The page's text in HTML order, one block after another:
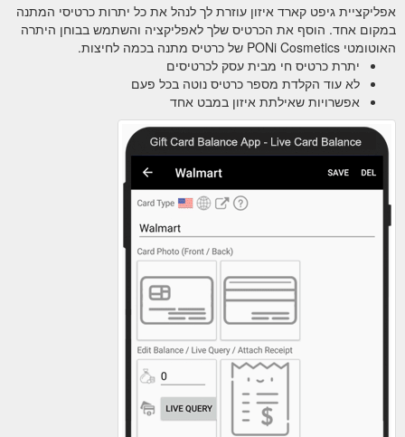
אפליקציית גיפט קארד איזון עוזרת לך לנהל את כל יתרות כרטיסי המתנה
במקום אחד. הוסף את הכרטיס שלך לאפליקציה והשתמש בבוחן היתרה
האוטומטי PONi Cosmetics של כרטיס מתנה בכמה לחיצות.
יתרת כרטיס חי מבית עסק לכרטיסים
לא עוד הקלדת מספר כרטיס נוטה בכל פעם
אפשרויות שאילתת איזון במבט אחד